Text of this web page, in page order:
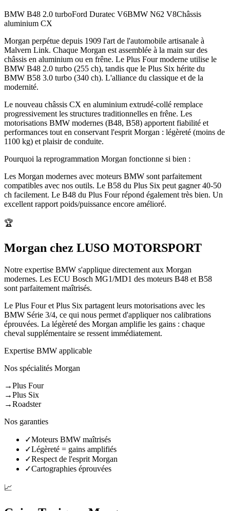
BMW B48 2.0 turboFord Duratec V6BMW N62 V8Châssis
aluminium CX
Morgan perpétue depuis 1909 l'art de l'automobile artisanale à
Malvern Link. Chaque Morgan est assemblée à la main sur des
châssis en aluminium ou en frêne. Le Plus Four moderne utilise le
BMW B48 2.0 turbo (255 ch), tandis que le Plus Six hérite du
BMW B58 3.0 turbo (340 ch). L'alliance du classique et de la
modernité.
Le nouveau châssis CX en aluminium extrudé-collé remplace
progressivement les structures traditionnelles en frêne. Les
motorisations BMW modernes (B48, B58) apportent fiabilité et
performances tout en conservant l'esprit Morgan : légèreté (moins de
1100 kg) et plaisir de conduite.
Pourquoi la reprogrammation Morgan fonctionne si bien :
Les Morgan modernes avec moteurs BMW sont parfaitement
compatibles avec nos outils. Le B58 du Plus Six peut gagner 40-50
ch facilement. Le B48 du Plus Four répond également très bien. Un
excellent rapport poids/puissance encore amélioré.
🏆
Morgan chez LUSO MOTORSPORT
Notre expertise BMW s'applique directement aux Morgan
modernes. Les ECU Bosch MG1/MD1 des moteurs B48 et B58
sont parfaitement maîtrisés.
Le Plus Four et Plus Six partagent leurs motorisations avec les
BMW Série 3/4, ce qui nous permet d'appliquer nos calibrations
éprouvées. La légèreté des Morgan amplifie les gains : chaque
cheval supplémentaire se ressent immédiatement.
Expertise BMW applicable
Nos spécialités Morgan
→Plus Four
→Plus Six
→Roadster
Nos garanties
✓Moteurs BMW maîtrisés
✓Légèreté = gains amplifiés
✓Respect de l'esprit Morgan
✓Cartographies éprouvées
📈